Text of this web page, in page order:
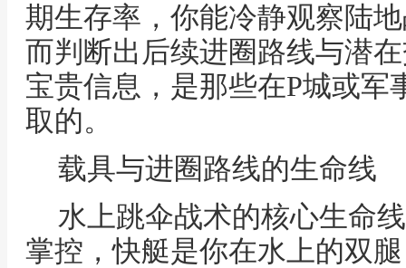
期生存率，你能冷静观察陆
而判断出后续进圈路线与潜
宝贵信息，是那些在P城或军
取的。
载具与进圈路线的生命线
水上跳伞战术的核心生命
掌控，快艇是你在水上的双